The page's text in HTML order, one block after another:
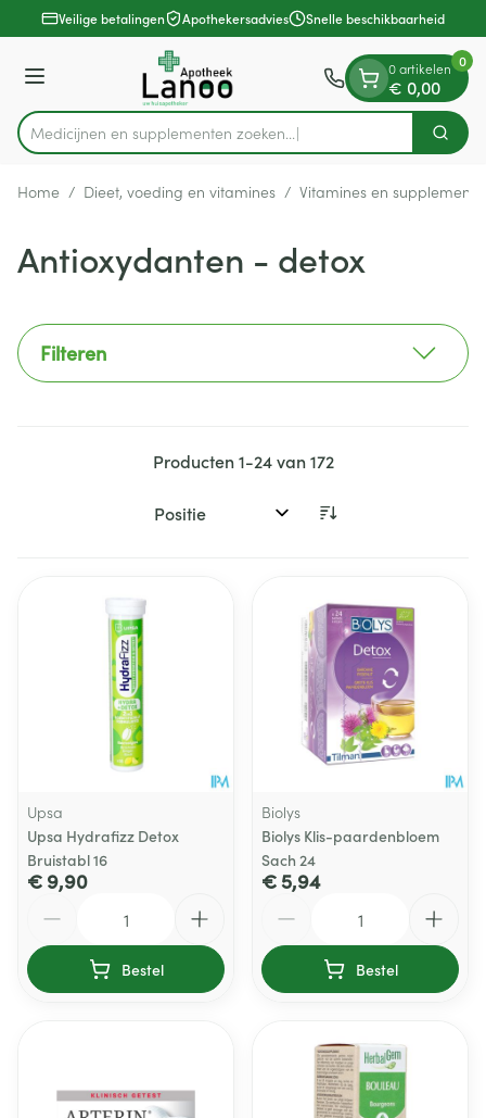
Ga naar de inhoud
1 van 1Veilige betalingen Apothekersadvies Snelle beschikbaarheid
Menu
Product, merk, categorie...
Medicijnen en supplementen zoeken. Zoek
0 artikelen
€ 0,00
0
Home / Dieet, voeding en vitamines / Vitamines en
Antioxydanten - detox
Filteren
Producten1-24van172
Sorteer op:
Upsa
Upsa Hydrafizz Detox
Bruistabl 16
€ 9,90
Bestel
Biolys
Biolys Klis-paardenbloem
Sach 24
€ 5,94
Bestel